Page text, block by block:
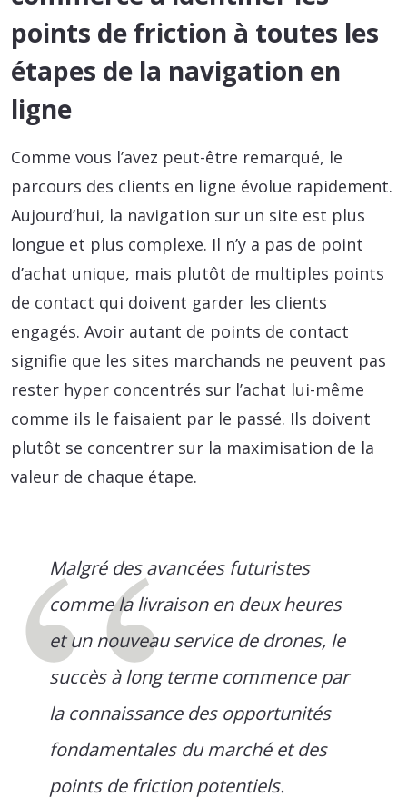
points de friction à toutes les
étapes de la navigation en
ligne
Comme vous l’avez peut-être remarqué, le
parcours des clients en ligne évolue rapidement.
Aujourd’hui, la navigation sur un site est plus
longue et plus complexe. Il n’y a pas de point
d’achat unique, mais plutôt de multiples points
de contact qui doivent garder les clients
engagés. Avoir autant de points de contact
signifie que les sites marchands ne peuvent pas
rester hyper concentrés sur l’achat lui-même
comme ils le faisaient par le passé. Ils doivent
plutôt se concentrer sur la maximisation de la
valeur de chaque étape.
Malgré des avancées futuristes
comme la livraison en deux heures
et un nouveau service de drones, le
succès à long terme commence par
la connaissance des opportunités
fondamentales du marché et des
points de friction potentiels.